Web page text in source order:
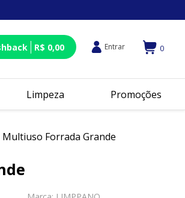
R$ 0,00 Entrar 0
Limpeza Promoções
Forrada Grande